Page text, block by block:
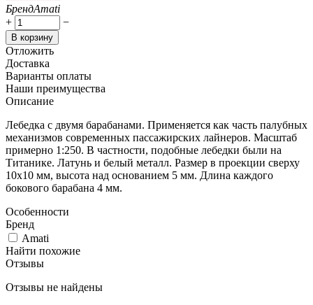
БрендAmati
+
−
В корзину
Отложить
Доставка
Варианты оплаты
Наши преимущества
Описание
Лебедка с двумя барабанами. Применяется как часть палубных
механизмов современных пассажирских лайнеров. Масштаб
примерно 1:250. В частности, подобные лебедки были на
Титанике. Латунь и белый металл. Размер в проекции сверху
10х10 мм, высота над основанием 5 мм. Длина каждого
бокового барабана 4 мм.
Особенности
Бренд
Amati
Найти похожие
Отзывы
Отзывы не найдены